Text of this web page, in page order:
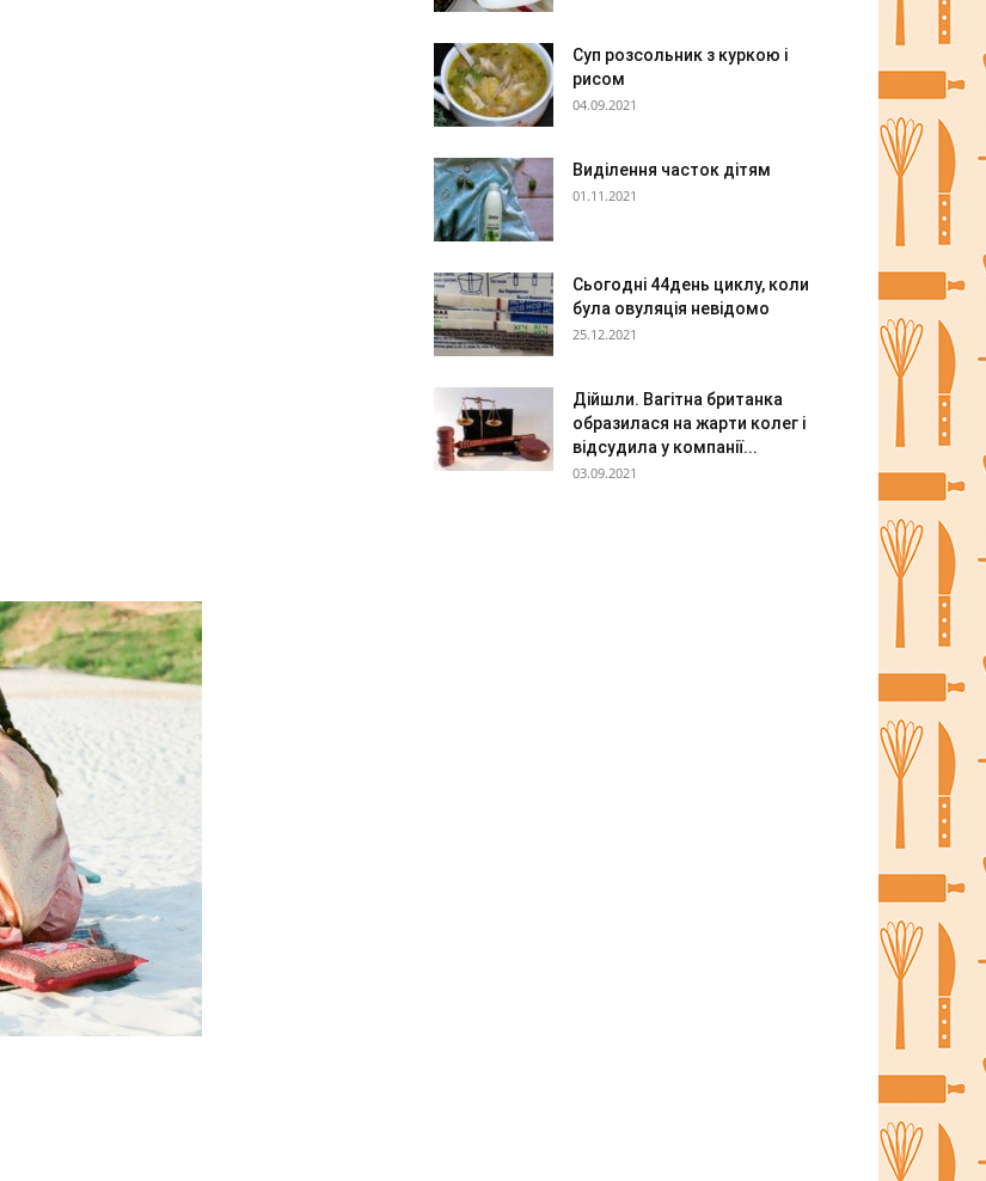
Суп розсольник з куркою і
рисом
04.09.2021
Виділення часток дітям
01.11.2021
Сьогодні 44день циклу, коли
була овуляція невідомо
25.12.2021
Дійшли. Вагітна британка
образилася на жарти колег і
відсудила у компанії...
03.09.2021